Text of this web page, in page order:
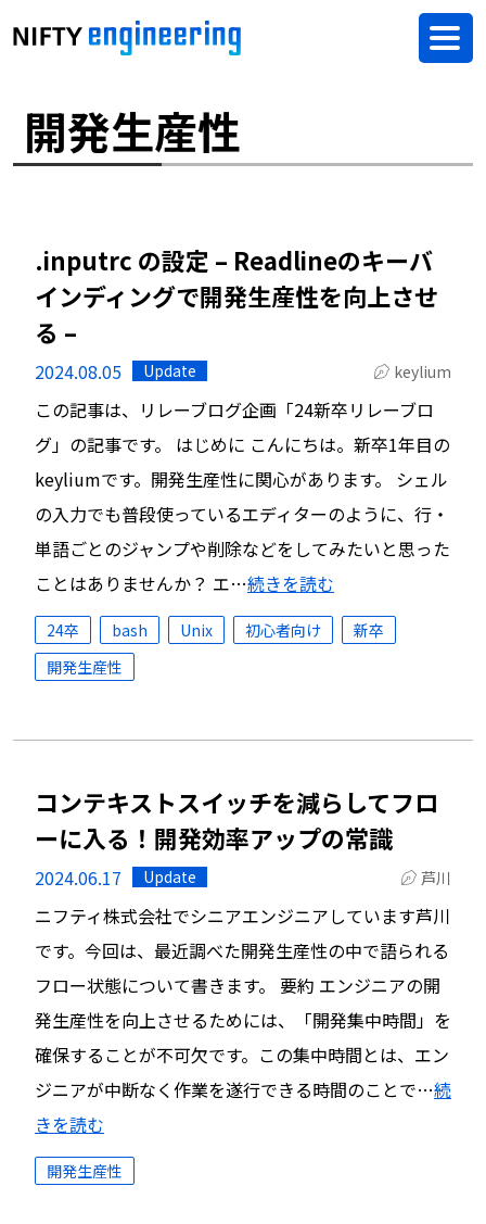
開発生産性
.inputrc の設定 – Readlineのキーバ
インディングで開発生産性を向上させ
る –
2024.08.05 Update keylium
この記事は、リレーブログ企画「24新卒リレーブロ
グ」の記事です。 はじめに こんにちは。新卒1年目の
keyliumです。開発生産性に関心があります。 シェル
の入力でも普段使っているエディターのように、行・
単語ごとのジャンプや削除などをしてみたいと思った
ことはありませんか？ エ…続きを読む
24卒 bash Unix 初心者向け
新卒
開発生産性
コンテキストスイッチを減らしてフロ
ーに入る！開発効率アップの常識
2024.06.17 Update 芦川
ニフティ株式会社でシニアエンジニアしています芦川
です。今回は、最近調べた開発生産性の中で語られる
フロー状態について書きます。 要約 エンジニアの開
発生産性を向上させるためには、「開発集中時間」を
確保することが不可欠です。この集中時間とは、エン
ジニアが中断なく作業を遂行できる時間のことで…続
きを読む
開発生産性